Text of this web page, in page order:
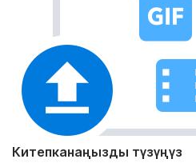
Китепканаңызды түзүңүз